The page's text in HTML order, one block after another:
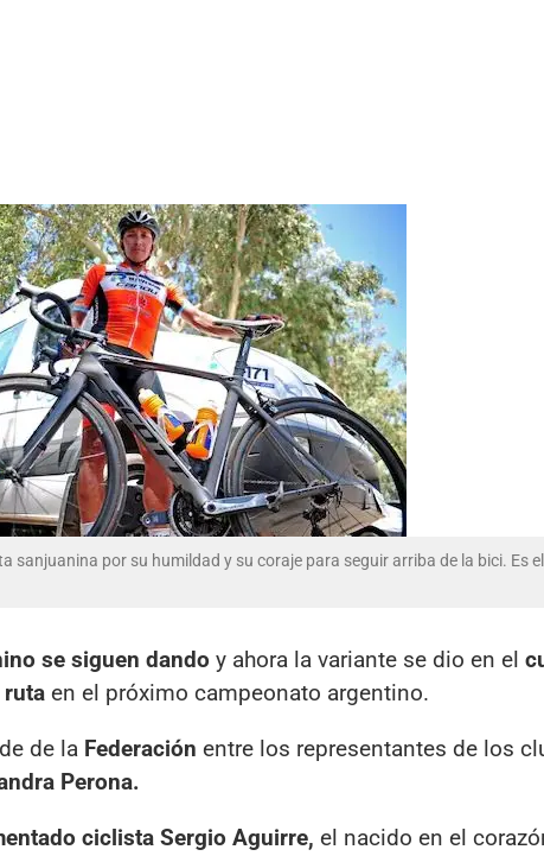
sanjuanina por su humildad y su coraje para seguir arriba de la bici. Es
se siguen dando y ahora la variante se dio en el
en el próximo campeonato argentino.
de la Federación entre los representantes de los
Perona.
ciclista Sergio Aguirre, el nacido en el